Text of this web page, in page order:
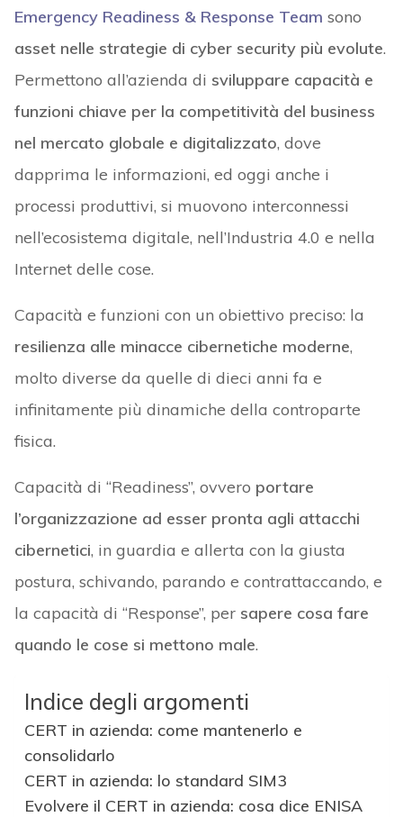
Emergency Readiness & Response Team sono
asset nelle strategie di cyber security più evolute.
Permettono all’azienda di sviluppare capacità e
funzioni chiave per la competitività del business
nel mercato globale e digitalizzato, dove
dapprima le informazioni, ed oggi anche i
processi produttivi, si muovono interconnessi
nell’ecosistema digitale, nell’Industria 4.0 e nella
Internet delle cose.
Capacità e funzioni con un obiettivo preciso: la
resilienza alle minacce cibernetiche moderne,
molto diverse da quelle di dieci anni fa e
infinitamente più dinamiche della controparte
fisica.
Capacità di “Readiness”, ovvero portare
l’organizzazione ad esser pronta agli attacchi
cibernetici, in guardia e allerta con la giusta
postura, schivando, parando e contrattaccando, e
la capacità di “Response”, per sapere cosa fare
quando le cose si mettono male.
Indice degli argomenti
CERT in azienda: come mantenerlo e
consolidarlo
CERT in azienda: lo standard SIM3
Evolvere il CERT in azienda: cosa dice ENISA